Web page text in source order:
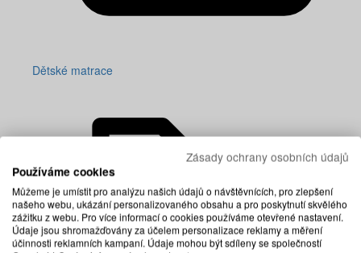
Dětské matrace
Zásady ochrany osobních údajů
Používáme cookies
Můžeme je umístit pro analýzu našich údajů o návštěvnících, pro zlepšení
našeho webu, ukázání personalizovaného obsahu a pro poskytnutí skvělého
zážitku z webu. Pro více informací o cookies používáme otevřené nastavení.
Údaje jsou shromažďovány za účelem personalizace reklamy a měření
účinnosti reklamních kampaní. Údaje mohou být sdíleny se společností